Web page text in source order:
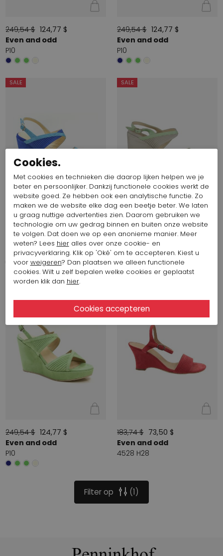
249,54 $ 124,77 $
Even and odd
P10
249,54 $ 124,77 $
Even and odd
P10
SALE
249,54 $ 124,77 $
Even and odd
29
SALE
249,54 $ 124,77 $
Even and odd
29
SALE
249,54 $ 124,77 $
Even and odd
P10
183,74 $ 73,50 $
Even and odd
4528 H28
Filter op 1
Cookies.
Met cookies en technieken die daarop lijken helpen we je
beter en persoonlijker. Dankzij functionele cookies werkt de
website goed. Ze hebben ook een analytische functie. Zo
maken we de website elke dag een beetje beter. We laten
u graag nuttige advertenties zien. Daarom gebruiken we
technologie om uw gedrag binnen en buiten onze website
te volgen. Dat doen we op een anonieme manier. Meer
weten? Lees hieralles over onze cookie- en
privacyverklaring. Klik op 'Oké' om te accepteren. Kiest u
voor weigeren? Dan plaatsen we alleen functionele
cookies. Wilt u zelf bepalen welke cookies er geplaatst
worden klik dan hier.